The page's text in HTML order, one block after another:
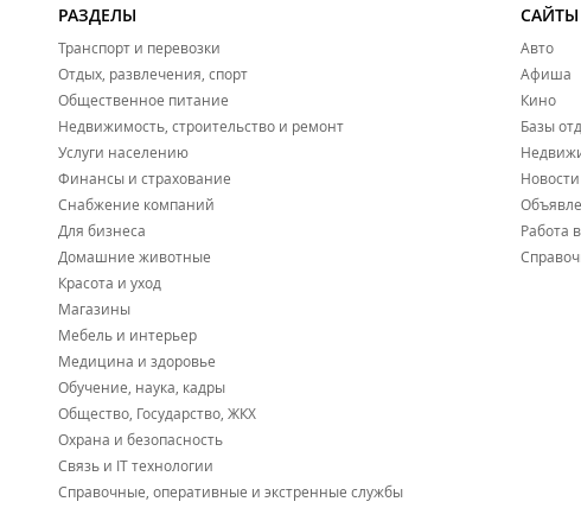
Проверка и чистка инжекторов;
Замена свечей зажигания;
Ремонт автоэлектрики;
Ремонт электрооборудования;
Установка сигнализаций, аудио-видео аппаратуры;
Диагностика и ремонт сигнализаций;
Шумоизоляция салона;
Заправка, диагностика и ремонт автокондиционеров;
Замена автостекол;
В распоряжении автоцентра имеется:
Охраняемая стоянка для автомобилей клиентов (24/7);
Профессиональный XD стенд для регулировки углов
Цех по ремонту трансмиссий, АКПП, вариаторов (CVT),
Запчасти на любой автомобиль в наличии и на складе.
Работа с юридическими лицами. Заключение договоров на
РАЗДЕЛЫ
Транспорт и перевозки
Отдых, развлечения, спорт
Общественное питание
Недвижимость, строительство и ремонт
Услуги населению
Финансы и страхование
Снабжение компаний
Для бизнеса
Домашние животные
Красота и уход
Магазины
Мебель и интерьер
Медицина и здоровье
Обучение, наука, кадры
Общество, Государство, ЖКХ
Охрана и безопасность
Связь и IT технологии
Справочные, оперативные и экстренные службы
Авто
Афиша
Кино
Базы
Новости
Работа